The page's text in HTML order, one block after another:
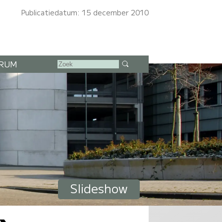
Publicatiedatum: 15 december 2010
Slideshow